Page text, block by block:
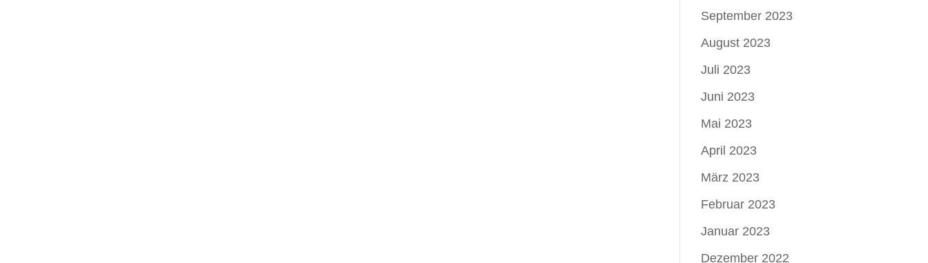
September 2023
August 2023
Juli 2023
Juni 2023
Mai 2023
April 2023
März 2023
Februar 2023
Januar 2023
Dezember 2022